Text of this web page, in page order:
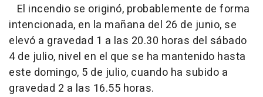
El incendio se originó, probablemente de forma
intencionada, en la mañana del 26 de junio, se
elevó a gravedad 1 a las 20.30 horas del sábado
4 de julio, nivel en el que se ha mantenido hasta
este domingo, 5 de julio, cuando ha subido a
gravedad 2 a las 16.55 horas.